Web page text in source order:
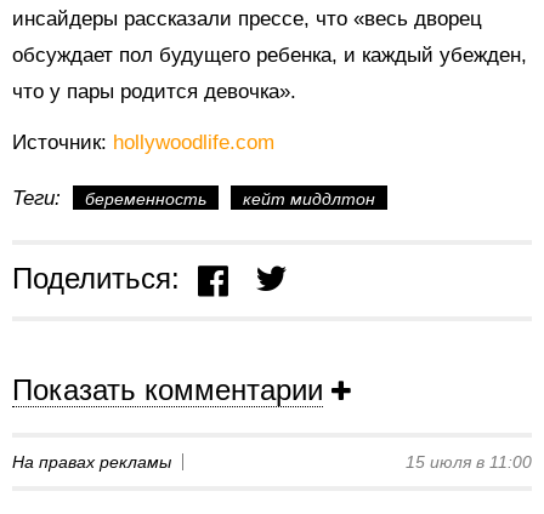
инсайдеры рассказали прессе, что «весь дворец
обсуждает пол будущего ребенка, и каждый убежден,
что у пары родится девочка».
Источник: hollywoodlife.com
Теги: беременность кейт миддлтон
Поделиться:
Показать комментарии
На правах рекламы 15 июля в 11:00